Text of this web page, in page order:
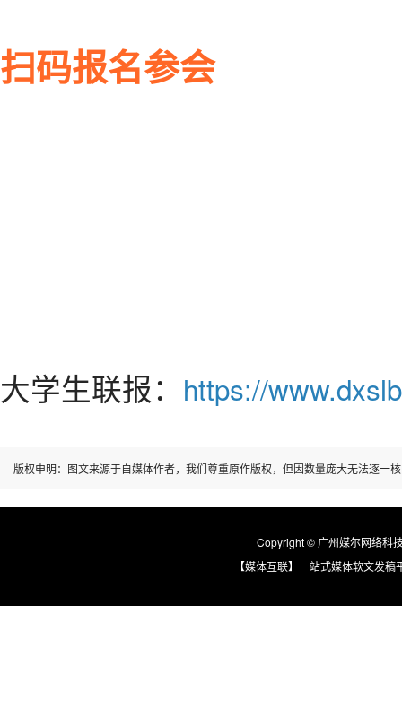
扫码报名参会
大学生联报： https://
版权申明：图文来源于自媒体作者，我们尊重原作版权，但因数量庞大无法逐一
Copyright © 广州媒尔网络科
【媒体互联】一站式媒体软文发